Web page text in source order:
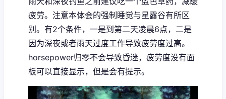
疲劳。注意本体会的强制睡觉与星露谷有所区
别。有2个条件，一是到第二天凌晨6点，二是
因为深夜或者雨天过度工作导致疲劳度过高。
horsepower归零不会导致昏迷，疲劳度没有面
板可以直接显示，但是会有提示。